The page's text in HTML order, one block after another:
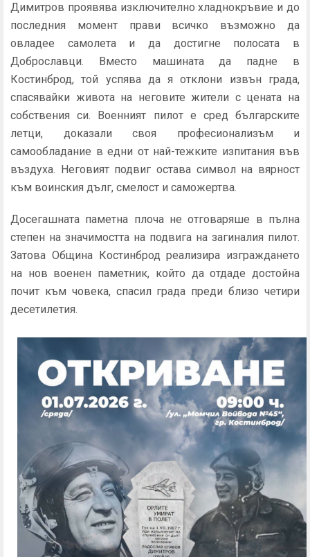
Димитров проявява изключително хладнокръвие и до
последния момент прави всичко възможно да
овладее самолета и да достигне полосата в
Доброславци. Вместо машината да падне в
Костинброд, той успява да я отклони извън града,
спасявайки живота на неговите жители с цената на
собствения си. Военният пилот е сред българските
летци, доказали своя професионализъм и
самообладание в едни от най-тежките изпитания във
въздуха. Неговият подвиг остава символ на вярност
към воинския дълг, смелост и саможертва.
Досегашната паметна плоча не отговаряше в пълна
степен на значимостта на подвига на загиналия пилот.
Затова Община Костинброд реализира изграждането
на нов военен паметник, който да отдаде достойна
почит към човека, спасил града преди близо четири
десетилетия.